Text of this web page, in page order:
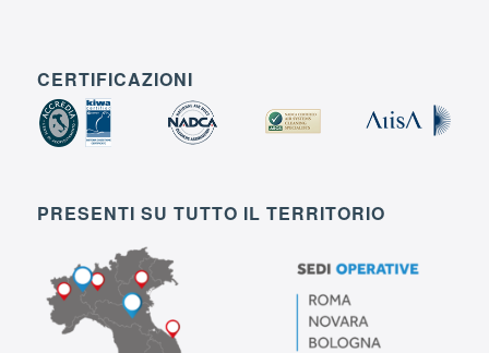
CERTIFICAZIONI
PRESENTI SU TUTTO IL TERRITORIO